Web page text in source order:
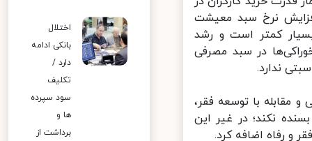
افزایش نرخ سبد معیشت
کمتر است و رشد
بهمن‌ماه، نه با تورم ۵۳.۸درصدی خوراکی‌ها در سبد مصرفی
با توسعه فقر،
نکند؛ در غیر این
اختلال
بانکی ادامه
دارد /
تکلیف
سود سپرده
ها و
برداشت از